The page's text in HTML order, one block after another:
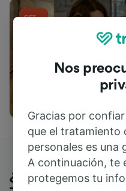
¿Qué piensan
Nos
Gracias por
que el tratamiento
personales es una
A continuación, te
protegemos tu